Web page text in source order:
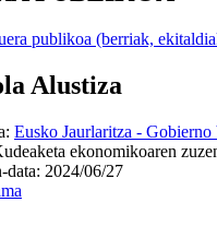
publikoa (berriak,
Alustiza
: Eusko Jaurlaritza - Gobierno
ekonomikoaren
data: 2024/06/27